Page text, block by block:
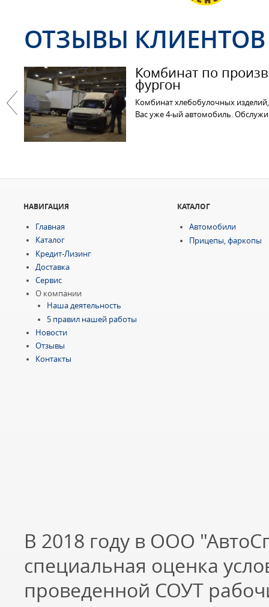
ОТЗЫВЫ КЛИЕНТОВ
Комбинат по
фургон
Комбинат хлебобулочных
Вас уже 4-ый автомобиль.
Previous
НАВИГАЦИЯ
Главная
Каталог
Кредит-Лизинг
Доставка
Сервис
О компании
Наша деятельность
5 правил нашей работы
Новости
Отзывы
Контакты
КАТАЛОГ
Автомобили
Прицепы, фаркопы
В 2018 году в ООО
специальная оценка
проведенной СОУТ